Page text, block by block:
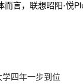
言，联想昭阳·悦
四年一步到位